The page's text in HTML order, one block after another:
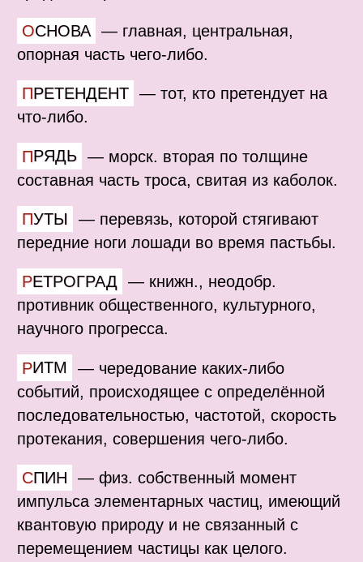
ОСНОВА — главная, центральная,
опорная часть чего-либо.
ПРЕТЕНДЕНТ — тот, кто претендует на
что-либо.
ПРЯДЬ — морск. вторая по толщине
составная часть троса, свитая из каболок.
ПУТЫ — перевязь, которой стягивают
передние ноги лошади во время пастьбы.
РЕТРОГРАД — книжн., неодобр.
противник общественного, культурного,
научного прогресса.
РИТМ — чередование каких-либо
событий, происходящее с определённой
последовательностью, частотой, скорость
протекания, совершения чего-либо.
СПИН — физ. собственный момент
импульса элементарных частиц, имеющий
квантовую природу и не связанный с
перемещением частицы как целого.